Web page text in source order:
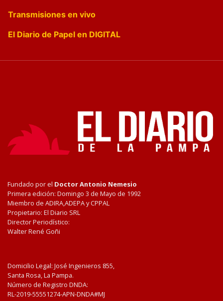
Transmisiones en vivo
El Diario de Papel en DIGITAL
Fundado por el Doctor Antonio Nemesio
Primera edición: Domingo 3 de Mayo de 1992
Miembro de ADIRA,ADEPA y CPPAL
Propietario: El Diario SRL
Director Periodístico:
Walter René Goñi
Domicilio Legal: José Ingenieros 855,
Santa Rosa, La Pampa.
Número de Registro DNDA:
RL-2019-55551274-APN-DNDA#MJ